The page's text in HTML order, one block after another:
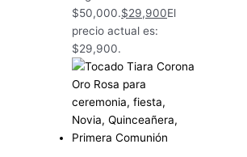
$50,000.$29,900El
precio actual es:
$29,900.